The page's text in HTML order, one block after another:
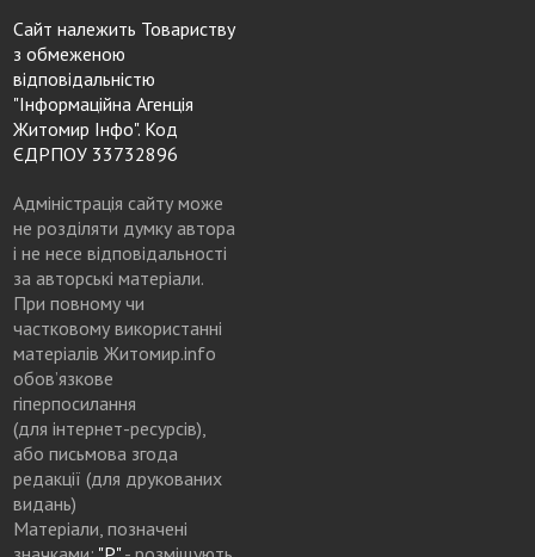
Сайт належить Товариству
з обмеженою
відповідальністю
"Інформаційна Агенція
Житомир Інфо". Код
ЄДРПОУ 33732896
Адміністрація сайту може
не розділяти думку автора
і не несе відповідальності
за авторські матеріали.
При повному чи
частковому використанні
матеріалів Житомир.info
обов’язкове
гіперпосилання
(для інтернет-ресурсів),
або письмова згода
редакції (для друкованих
видань)
Матеріали, позначені